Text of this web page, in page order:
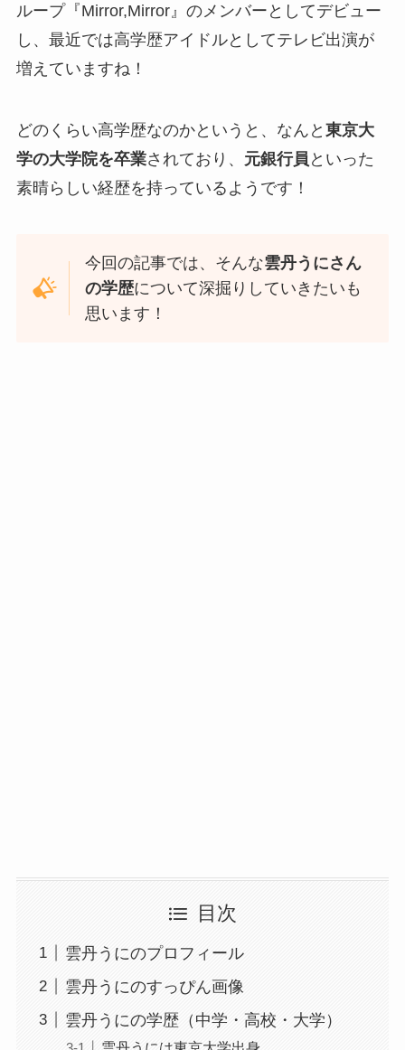
ループ『Mirror,Mirror』のメンバーとしてデビュー
し、最近では高学歴アイドルとしてテレビ出演が
増えていますね！
どのくらい高学歴なのかというと、なんと 東京大
学の大学院を卒業されており、 元銀行員 といった
素晴らしい経歴を持っているようです！
今回の記事では、そんな雲丹うにさん
の学歴について深掘りしていきたいも
思います！
目次
雲丹うにのプロフィール
雲丹うにのすっぴん画像
雲丹うにの学歴（中学・高校・大学）